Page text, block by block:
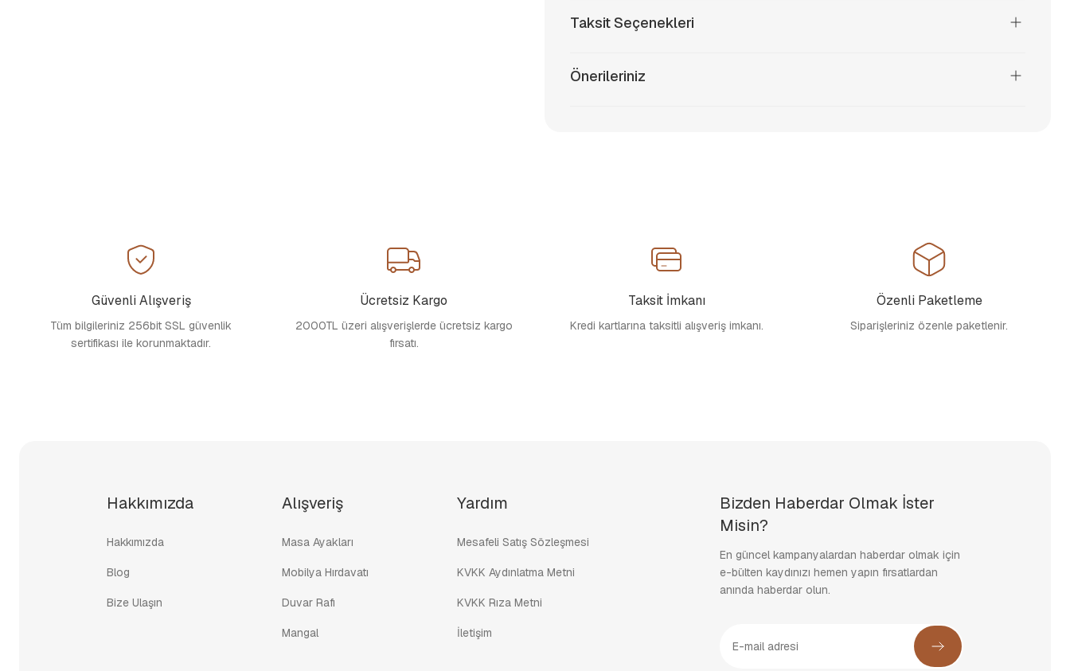
Taksit Seçenekleri
Önerileriniz
Güvenli Alışveriş
Tüm bilgileriniz 256bit SSL güvenlik
sertifikası ile korunmaktadır.
Ücretsiz Kargo
2000TL üzeri alışverişlerde ücretsiz kargo
fırsatı.
Taksit İmkanı
Kredi kartlarına taksitli alışveriş imkanı.
Özenli Paketleme
Siparişleriniz özenle paketlenir.
Hakkımızda
Hakkımızda
Blog
Bize Ulaşın
Alışveriş
Masa Ayakları
Mobilya Hırdavatı
Duvar Rafı
Mangal
Yardım
Mesafeli Satış Sözleşmesi
KVKK Aydınlatma Metni
KVKK Rıza Metni
İletişim
Bizden Haberdar Olmak İster
Misin?
En güncel kampanyalardan haberdar olmak için
e-bülten kaydınızı hemen yapın fırsatlardan
anında haberdar olun.